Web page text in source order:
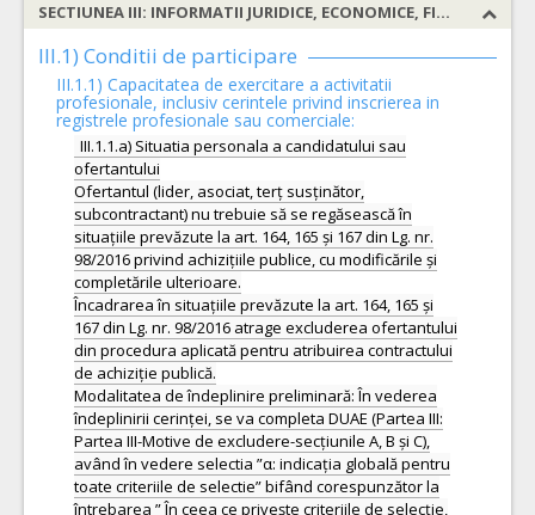
SECTIUNEA III: INFORMATII JURIDICE, ECONOMICE, FINANCIARE SI TEHNICE
III.1) Conditii de participare
III.1.1) Capacitatea de exercitare a activitatii
profesionale, inclusiv cerintele privind inscrierea in
registrele profesionale sau comerciale:
III.1.1.a) Situatia personala a candidatului sau
ofertantului
Ofertantul (lider, asociat, terț susținător,
subcontractant) nu trebuie să se regăsească în
situațiile prevăzute la art. 164, 165 și 167 din Lg. nr.
98/2016 privind achizițiile publice, cu modificările și
completările ulterioare.
Încadrarea în situațiile prevăzute la art. 164, 165 și
167 din Lg. nr. 98/2016 atrage excluderea ofertantului
din procedura aplicată pentru atribuirea contractului
de achiziție publică.
Modalitatea de îndeplinire preliminară: În vederea
îndeplinirii cerinței, se va completa DUAE (Partea III:
Partea III-Motive de excludere-secțiunile A, B și C),
având în vedere selectia ”α: indicația globală pentru
toate criteriile de selectie” bifând corespunzător la
întrebarea ” În ceea ce privește criteriile de selecție,